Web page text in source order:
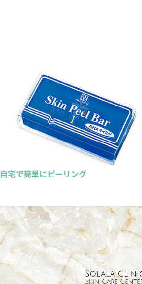
自宅で簡単にピーリング